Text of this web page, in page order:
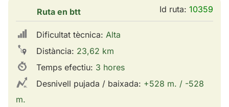
Ruta en btt Id ruta: 10359
Dificultat tècnica: Alta
Distància: 23,62 km
Temps efectiu: 3 hores
Desnivell pujada / baixada: +528 m. / -528
m.